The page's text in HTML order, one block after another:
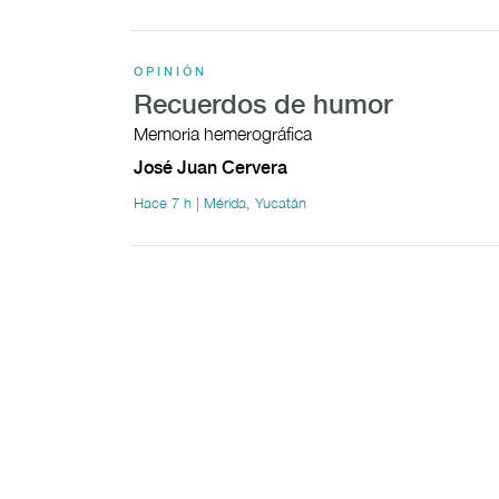
OPINIÓN
Recuerdos de humor
Memoria hemerográfica
José Juan Cervera
Hace 7 h | Mérida, Yucatán